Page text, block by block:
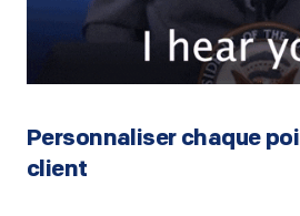
Personnaliser chaque
client